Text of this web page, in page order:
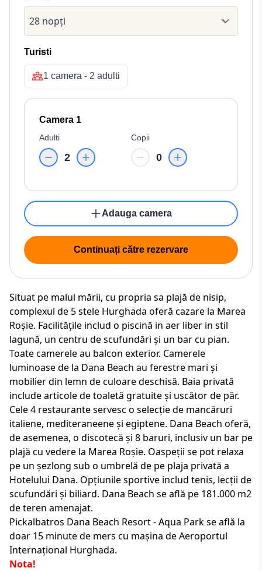
Situat pe malul mării, cu propria sa plajă de nisip,
complexul de 5 stele Hurghada oferă cazare la Marea
Roșie. Facilitățile includ o piscină in aer liber in stil
lagună, un centru de scufundări și un bar cu pian.
Toate camerele au balcon exterior. Camerele
luminoase de la Dana Beach au ferestre mari și
mobilier din lemn de culoare deschisă. Baia privată
include articole de toaletă gratuite și uscător de păr.
Cele 4 restaurante servesc o selecție de mancăruri
italiene, mediteraneene și egiptene. Dana Beach oferă,
de asemenea, o discotecă și 8 baruri, inclusiv un bar pe
plajă cu vedere la Marea Roșie. Oaspeții se pot relaxa
pe un șezlong sub o umbrelă de pe plaja privată a
Hotelului Dana. Opțiunile sportive includ tenis, lecții de
scufundări și biliard. Dana Beach se află pe 181.000 m2
de teren amenajat.
Pickalbatros Dana Beach Resort - Aqua Park se află la
doar 15 minute de mers cu mașina de Aeroportul
Internațional Hurghada.
Nota!
Turisti
1 camera - 2 adulti
Camera 1
Adulti
2
Copii
0
Adauga camera
Continuați către rezervare